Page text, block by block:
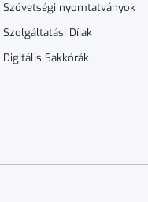
Szövetségi nyomtatványok
Szolgáltatási Díjak
Digitális Sakkórák